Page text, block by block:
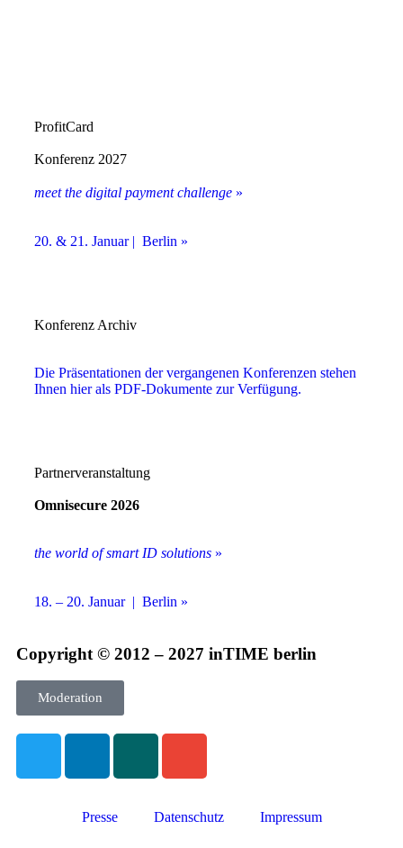
ProfitCard
Konferenz 2027
meet the digital payment challenge »
20. & 21. Januar | Berlin »
Konferenz Archiv
Die Präsentationen der vergangenen Konferenzen stehen
Ihnen hier als PDF-Dokumente zur Verfügung.
Partnerveranstaltung
Omnisecure 2026
the world of smart ID solutions »
18. – 20. Januar | Berlin »
Copyright © 2012 – 2027 inTIME berlin
Moderation
Presse Datenschutz Impressum